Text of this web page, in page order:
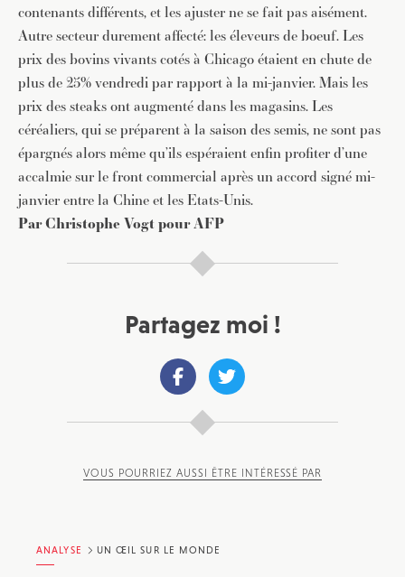
contenants différents, et les ajuster ne se fait pas aisément.
Autre secteur durement affecté: les éleveurs de boeuf. Les
prix des bovins vivants cotés à Chicago étaient en chute de
plus de 25% vendredi par rapport à la mi-janvier. Mais les
prix des steaks ont augmenté dans les magasins. Les
céréaliers, qui se préparent à la saison des semis, ne sont pas
épargnés alors même qu’ils espéraient enfin profiter d’une
accalmie sur le front commercial après un accord signé mi-
janvier entre la Chine et les Etats-Unis.
Par Christophe Vogt pour AFP
Partagez moi !
VOUS POURRIEZ AUSSI ÊTRE INTÉRESSÉ PAR
ANALYSE UN ŒIL SUR LE MONDE
JE M'INSCRIS À LA NEWSLETTER
Pour recevoir toutes les deux semaines notre lettre
d’info avec une sélection d’articles …